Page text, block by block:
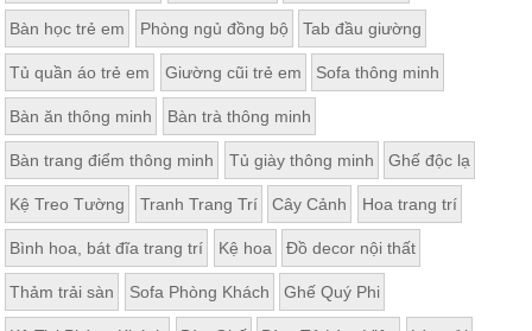
Bàn học trẻ em Phòng ngủ đồng bộ Tab đầu giường
Tủ quần áo trẻ em Giường cũi trẻ em Sofa thông minh
Bàn ăn thông minh Bàn trà thông minh
Bàn trang điểm thông minh Tủ giày thông minh Ghế độc lạ
Kệ Treo Tường Tranh Trang Trí Cây Cảnh Hoa trang trí
Bình hoa, bát đĩa trang trí Kệ hoa Đồ decor nội thất
Thảm trải sàn Sofa Phòng Khách Ghế Quý Phi